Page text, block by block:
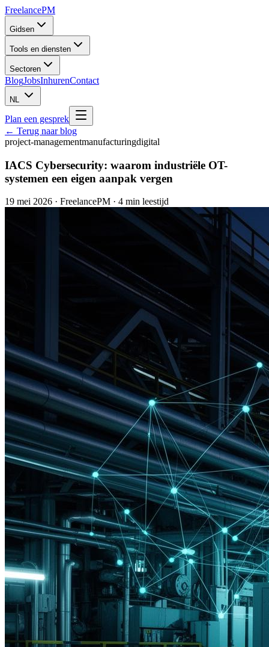
FreelancePM
Gidsen
Tools en diensten
Sectoren
BlogJobsInhurenContact
NL
Plan een gesprek
← Terug naar blog
project-managementmanufacturingdigital
IACS Cybersecurity: waarom industriële OT-
systemen een eigen aanpak vergen
19 mei 2026 · FreelancePM · 4 min leestijd